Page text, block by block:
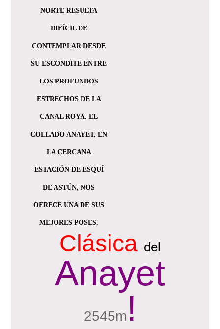
NORTE RESULTA
DIFÍCIL DE
CONTEMPLAR DESDE
SU ESCONDITE ENTRE
LOS PROFUNDOS
ESTRECHOS DE LA
CANAL ROYA. EL
COLLADO ANAYET, EN
LA CERCANA
ESTACIÓN DE ESQUÍ
DE ASTÚN, NOS
OFRECE UNA DE SUS
MEJORES POSES.
Clásica del
Anayet
2545m !